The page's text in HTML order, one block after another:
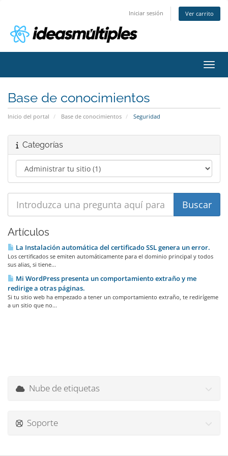
Iniciar sesión Ver carrito
Base de conocimientos
Inicio del portal Base de conocimientos Seguridad
Categorías
Artículos
La Instalación automática del certificado SSL genera un error.
Los certificados se emiten automáticamente para el dominio principal y todos
sus alias, si tiene...
Mi WordPress presenta un comportamiento extraño y me
redirige a otras páginas.
Si tu sitio web ha empezado a tener un comportamiento extraño, te redirígeme
a un sitio que no...
Nube de etiquetas
Soporte